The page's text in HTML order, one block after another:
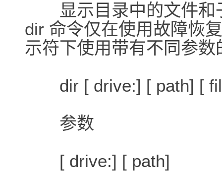
显示目录中的文件和
dir 命令仅在使用故障恢
示符下使用带有不同参数
dir [ drive:] [ path] [
参数
[ drive:] [ path]